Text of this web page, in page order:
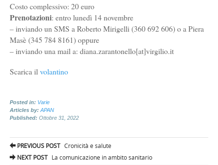
Costo complessivo: 20 euro
Prenotazioni: entro lunedì 14 novembre
– inviando un SMS a Roberto Mirigelli (360 692 606) o a Piera
Masè (345 784 8161) oppure
– inviando una mail a: diana.zarantonello[at]virgilio.it
Scarica ilvolantino
Posted in: Varie
Articles by: APAN
Published: Ottobre 31, 2022
Post
navigation
PREVIOUS POST Cronicità e salute
NEXT POST La comunicazione in ambito sanitario